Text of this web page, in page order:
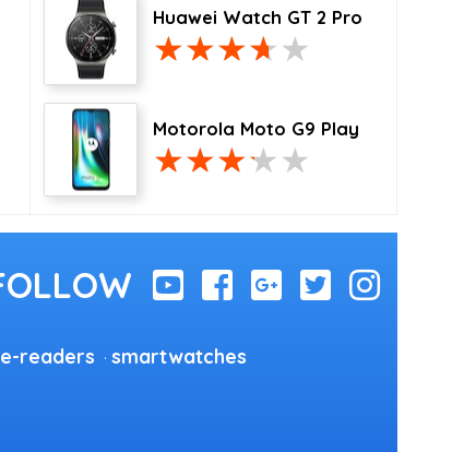
Huawei Watch GT 2 Pro
Motorola Moto G9 Play
e-readers smartwatches